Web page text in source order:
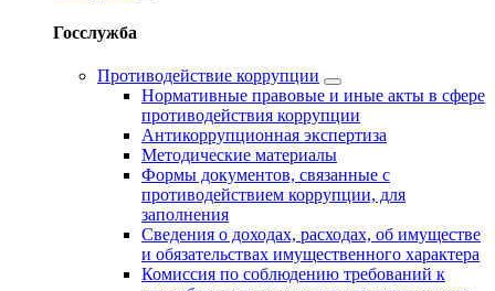
Госслужба
Противодействие коррупции
Нормативные правовые и иные акты в сфере
противодействия коррупции
Антикоррупционная экспертиза
Методические материалы
Формы документов, связанные с
противодействием коррупции, для
заполнения
Сведения о доходах, расходах, об имуществе
и обязательствах имущественного характера
Комиссия по соблюдению требований к